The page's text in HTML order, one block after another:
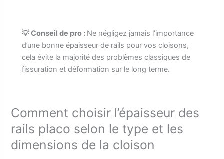
💡 Conseil de pro : Ne négligez jamais l’importance
d’une bonne épaisseur de rails pour vos cloisons,
cela évite la majorité des problèmes classiques de
fissuration et déformation sur le long terme.
Comment choisir l’épaisseur des
rails placo selon le type et les
dimensions de la cloison